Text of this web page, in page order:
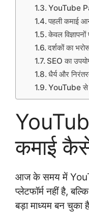
YouTube
पहली कमाई
केवल
दर्शकों का
SEO का
धैर्य और
YouTube से
कमाई
आज के समय में
प्लेटफॉर्म नहीं है,
बड़ा माध्यम बन